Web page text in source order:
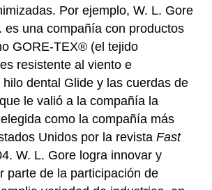
Por ejemplo, W. L. Gore
es una compañía con productos
GORE-TEX® (el tejido
resistente al viento e
dental Glide y las cuerdas de
le valió a la compañía la
como la compañía más
Unidos por la revistaFast
W. L. Gore logra innovar y
parte de la participación de